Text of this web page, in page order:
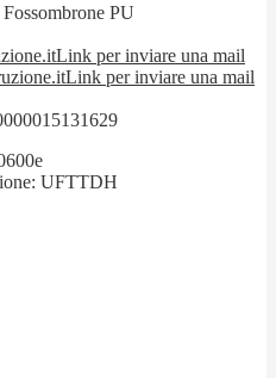
PU
Link per inviare una mail
Link per inviare una mail
UFTTDH